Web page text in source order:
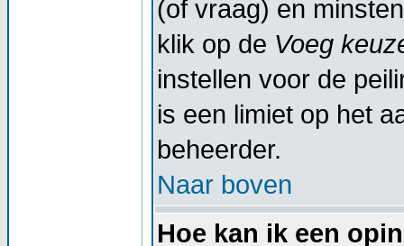
(of vraag) en
klik op de Voeg
instellen voor de
is een limiet op het
beheerder.
Naar boven
Hoe kan ik een